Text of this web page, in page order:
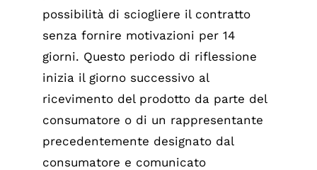
possibilità di sciogliere il contratto
senza fornire motivazioni per 14
giorni. Questo periodo di riflessione
inizia il giorno successivo al
ricevimento del prodotto da parte del
consumatore o di un rappresentante
precedentemente designato dal
consumatore e comunicato